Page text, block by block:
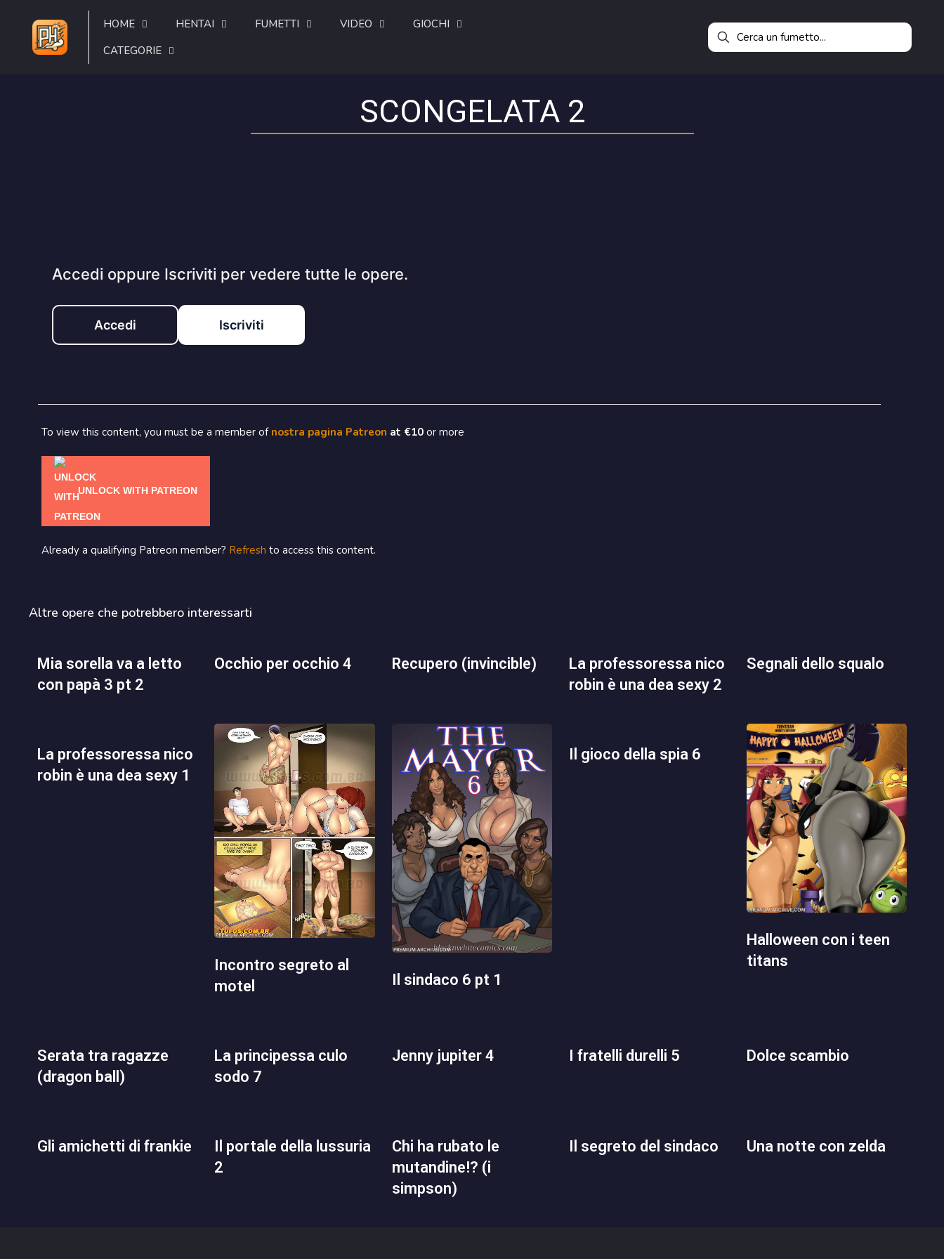
HOME HENTAI FUMETTI VIDEO
GIOCHI
CATEGORIE
SCONGELATA 2
Accedi oppure Iscriviti per vedere tutte le opere.
Accedi Iscriviti
To view this content, you must be a member of nostra pagina Patreon at €10 or more
UNLOCK WITH PATREON
Already a qualifying Patreon member? Refresh to access this content.
Altre opere che potrebbero interessarti
mia sorella va a letto
con papà 3 pt 2
occhio per occhio 4 recupero (invincible)
la professoressa nico
robin è una dea sexy 2
segnali dello squalo
la professoressa nico
robin è una dea sexy 1
incontro segreto al
motel
il sindaco 6 pt 1
il gioco della spia 6
halloween con i teen
titans
serata tra ragazze
(dragon ball)
la principessa culo
sodo 7
jenny jupiter 4 i fratelli durelli 5 dolce scambio
gli amichetti di frankie
il portale della lussuria
2
chi ha rubato le
mutandine!? (i
simpson)
il segreto del sindaco una notte con zelda